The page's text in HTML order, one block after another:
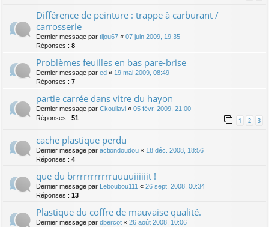
Différence de peinture : trappe à carburant /
carrosserie
Dernier message par tijou67 « 07 juin 2009, 19:35
Réponses : 8
Problèmes feuilles en bas pare-brise
Dernier message par ed « 19 mai 2009, 08:49
Réponses : 7
partie carrée dans vitre du hayon
Dernier message par Ckoullavi « 05 févr. 2009, 21:00
Réponses : 51 1 2 3
cache plastique perdu
Dernier message par actiondoudou « 18 déc. 2008, 18:56
Réponses : 4
que du brrrrrrrrrrruuuuiiiiiit !
Dernier message par Leboubou111 « 26 sept. 2008, 00:34
Réponses : 13
Plastique du coffre de mauvaise qualité.
Dernier message par dbercot « 26 août 2008, 10:06